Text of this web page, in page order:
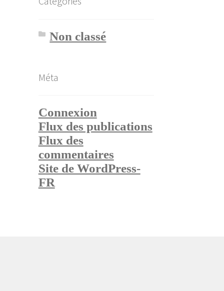
Non classé
Méta
Connexion
Flux des publications
Flux des
commentaires
Site de WordPress-
FR